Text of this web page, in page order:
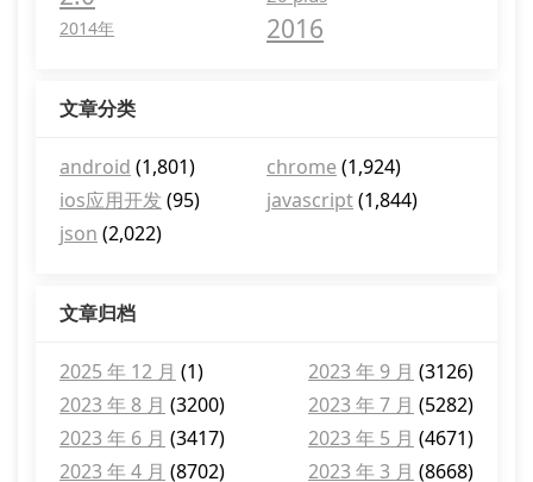
2014年 2016
文章分类
android (1,801) chrome (1,924)
ios应用开发 (95) javascript(1,844)
json (2,022)
文章归档
2025 年 12 月 (1) 2023 年 9 月 (3126)
2023 年 8 月 (3200) 2023 年 7 月 (5282)
2023 年 6 月 (3417) 2023 年 5 月 (4671)
2023 年 4 月 (8702) 2023 年 3 月 (8668)